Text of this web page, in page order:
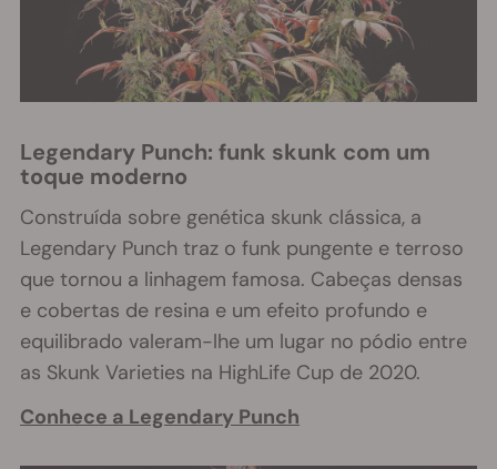
Legendary Punch: funk skunk com um
toque moderno
Construída sobre genética skunk clássica, a
Legendary Punch traz o funk pungente e terroso
que tornou a linhagem famosa. Cabeças densas
e cobertas de resina e um efeito profundo e
equilibrado valeram-lhe um lugar no pódio entre
as Skunk Varieties na HighLife Cup de 2020.
Conhece a Legendary Punch